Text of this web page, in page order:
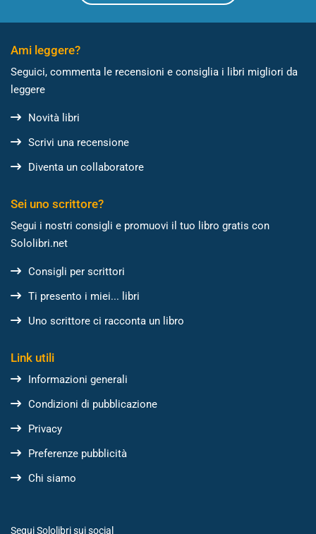
Ami leggere?
Seguici, commenta le recensioni e consiglia i libri migliori da
leggere
Novità libri
Scrivi una recensione
Diventa un collaboratore
Sei uno scrittore?
Segui i nostri consigli e promuovi il tuo libro gratis con
Sololibri.net
Consigli per scrittori
Ti presento i miei... libri
Uno scrittore ci racconta un libro
Link utili
Informazioni generali
Condizioni di pubblicazione
Privacy
Preferenze pubblicità
Chi siamo
Segui Sololibri sui social